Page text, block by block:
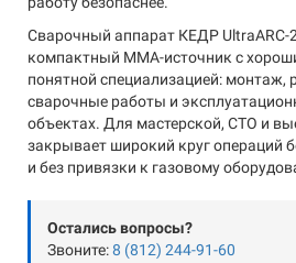
Сварочный аппарат КЕДР UltraARC-
компактный MMA-источник с
понятной специализацией: монтаж,
сварочные работы и
объектах. Для мастерской, СТО и
закрывает широкий круг операций
и без привязки к газовому
Остались вопросы?
Звоните:8 (812) 244-91-60